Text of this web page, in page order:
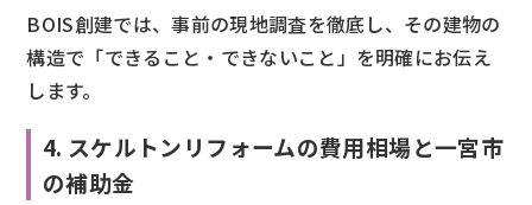
BOIS創建では、事前の現地調査を徹底し、その建物の
構造で「できること・できないこと」を明確にお伝え
します。
4. スケルトンリフォームの費用相場と一宮市
の補助金